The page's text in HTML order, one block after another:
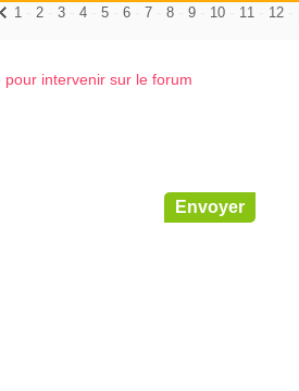
1 2- 3- 4- 5- 6- 7- 8- 9- 10- 11 12-
intervenir sur le forum